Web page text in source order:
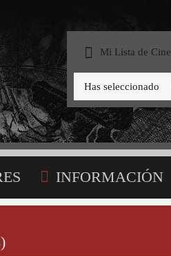
Mi Lista de Cine
Has seleccionado
INFORMACIÓN